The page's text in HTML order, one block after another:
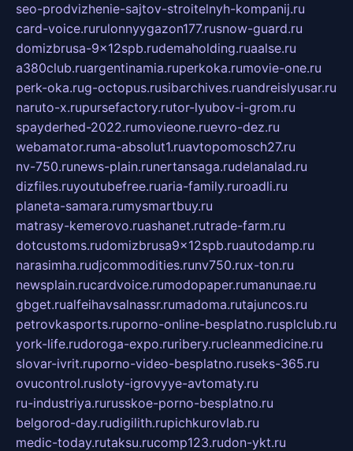
seo-prodvizhenie-sajtov-stroitelnyh-kompanij.ru
card-voice.rurulonnyygazon177.rusnow-guard.ru
domizbrusa-9x12spb.rudemaholding.ruaalse.ru
a380club.ruargentinamia.ruperkoka.rumovie-one.ru
perk-oka.rug-octopus.rusibarchives.ruandreislyusar.ru
naruto-x.rupursefactory.rutor-lyubov-i-grom.ru
spayderhed-2022.rumovieone.ruevro-dez.ru
webamator.ruma-absolut1.ruavtopomosch27.ru
nv-750.runews-plain.runertansaga.rudelanalad.ru
dizfiles.ruyoutubefree.ruaria-family.ruroadli.ru
planeta-samara.rumysmartbuy.ru
matrasy-kemerovo.ruashanet.rutrade-farm.ru
dotcustoms.rudomizbrusa9x12spb.ruautodamp.ru
narasimha.rudjcommodities.runv750.rux-ton.ru
newsplain.rucardvoice.rumodopaper.rumanunae.ru
gbget.rualfeihavsalnassr.rumadoma.rutajuncos.ru
petrovkasports.ruporno-online-besplatno.rusplclub.ru
york-life.rudoroga-expo.ruribery.rucleanmedicine.ru
slovar-ivrit.ruporno-video-besplatno.ruseks-365.ru
ovucontrol.rusloty-igrovyye-avtomaty.ru
ru-industriya.rurusskoe-porno-besplatno.ru
belgorod-day.rudigilith.rupichkurovlab.ru
medic-today.rutaksu.rucomp123.rudon-ykt.ru